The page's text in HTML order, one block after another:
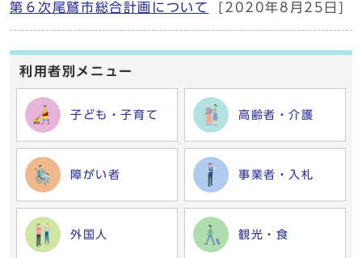
第６次尾鷲市総合計画について [2020年8月25日]
利用者別メニュー
子ども・子育て 高齢者・介護
障がい者 事業者・入札
外国人 観光・食